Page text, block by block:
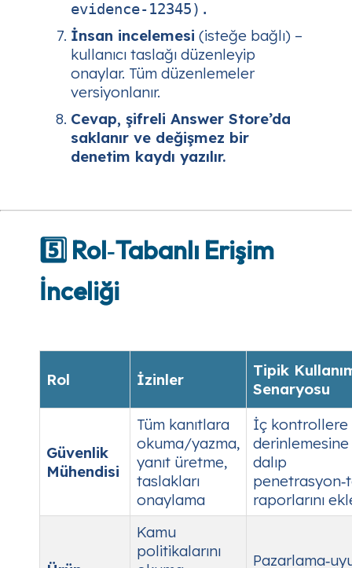
evidence‑12345).
İnsan incelemesi (isteğe bağlı) –
kullanıcı taslağı düzenleyip
onaylar. Tüm düzenlemeler
versiyonlanır.
Cevap, şifreli Answer Store’da
saklanır ve değişmez bir
denetim kaydı yazılır.
5️⃣ Rol‑Tabanlı Erişim
İnceliği
Rol İzinler
Tipik
Senaryosu
Güvenlik
Mühendisi
Tüm kanıtlara
okuma/yazma,
yanıt üretme,
taslakları
onaylama
İç kontrollere
derinlemesine
dalıp
raporlarını
Kamu
politikalarını